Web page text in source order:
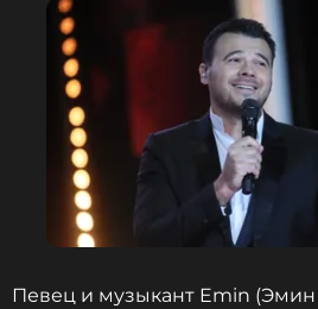
Певец и музыкант Emin